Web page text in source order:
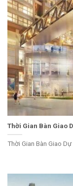
Thời Gian Bàn Giao
Thời Gian Bàn Giao Dự